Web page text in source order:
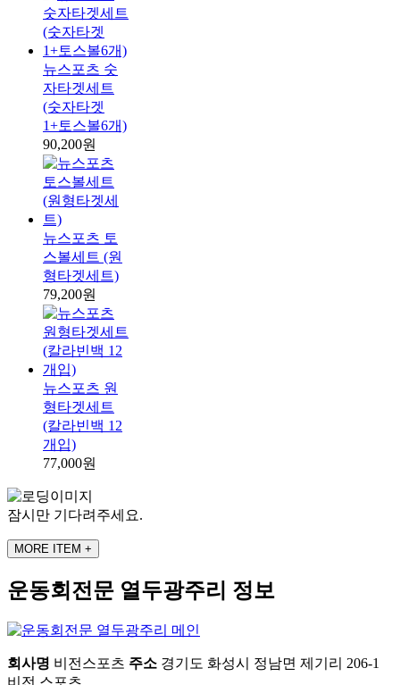
뉴스포츠 숫
자타겟세트
(숫자타겟
1+토스볼6개)
90,200원
뉴스포츠 토
스볼세트 (원
형타겟세트)
79,200원
뉴스포츠 원
형타겟세트
(칼라빈백 12
개입)
77,000원
잠시만 기다려주세요.
MORE ITEM +
운동회전문 열두광주리 정보
회사명 비전스포츠 주소 경기도 화성시 정남면 제기리 206-1